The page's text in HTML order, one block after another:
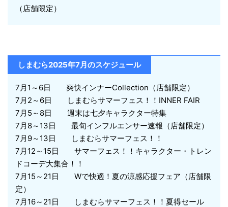
（店舗限定）
しまむら2025年7月のスケジュール
7月1～6日 爽快インナーCollection（店舗限定）
7月2～6日 しまむらサマーフェス！！INNER FAIR
7月5～8日 週末は七夕キャラクター特集
7月8～13日 最旬インフルエンサー速報（店舗限定）
7月9～13日 しまむらサマーフェス！！
7月12～15日 サマーフェス！！キャラクター・トレン
ドコーデ大集合！！
7月15～21日 Wで快適！夏の涼感応援フェア（店舗限
定）
7月16～21日 しまむらサマーフェス！！夏得セール